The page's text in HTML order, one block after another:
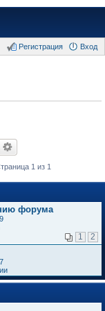
Вход
Регистрация
1 из 1
форума
1 2